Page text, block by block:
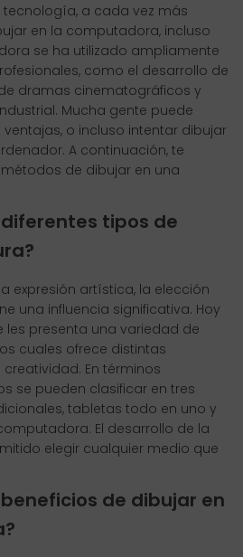
tecnología, a cada vez más
en la computadora, incluso
se ha utilizado ampliamente
como el desarrollo de
dramas cinematográficos y
Mucha gente puede
o incluso intentar dibujar
A continuación, te
de dibujar en una
tipos de
expresión artística, la elección
una influencia significativa. Hoy
les presenta una variedad de
cuales ofrece distintas
En términos
se pueden clasificar en tres
tabletas todo en uno y
El desarrollo de la
elegir cualquier medio que
de dibujar en